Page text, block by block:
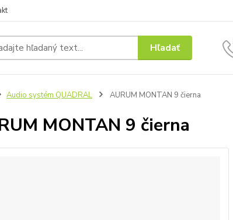
Hľadať
Audio systém QUADRAL AURUM MONTAN 9 čierna
MONTAN 9 čierna